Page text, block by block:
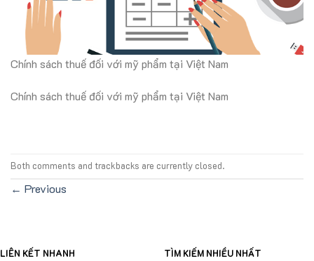
Chính sách thuế đối với mỹ phẩm tại Việt Nam
Chính sách thuế đối với mỹ phẩm tại Việt Nam
Both comments and trackbacks are currently closed.
← Previous
LIÊN KẾT NHANH TÌM KIẾM NHIỀU NHẤT